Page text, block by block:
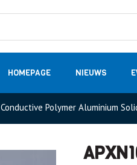
HOMEPAGE NIEUWS
Measurement
Conductive Polymer Aluminium